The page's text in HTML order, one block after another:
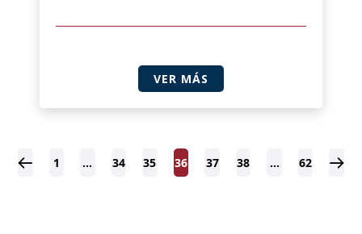
VER MÁS
1 … 34 35 36 37 38 … 62